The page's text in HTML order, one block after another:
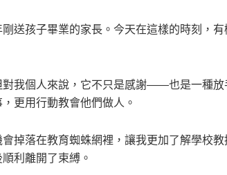
送孩子畢業的家長。今天在這樣的時刻，
對我個人來說，它不只是感謝——也是一種
更用行動教會他們做人。
掉落在教育蜘蛛網裡，讓我更加了解學校
利離開了束縛。